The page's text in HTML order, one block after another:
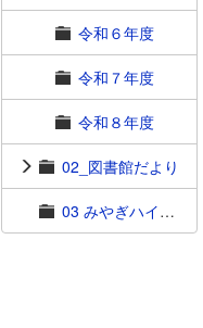
令和６年度
令和７年度
令和８年度
02_図書館だより
03 みやぎハイスクール通信